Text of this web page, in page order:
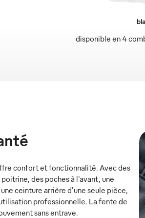
disponible en 4
confort et fonctionnalité. Avec des
des poches à l'avant, une
ceinture arrière d'une seule pièce,
professionnelle. La fente de
sans entrave.